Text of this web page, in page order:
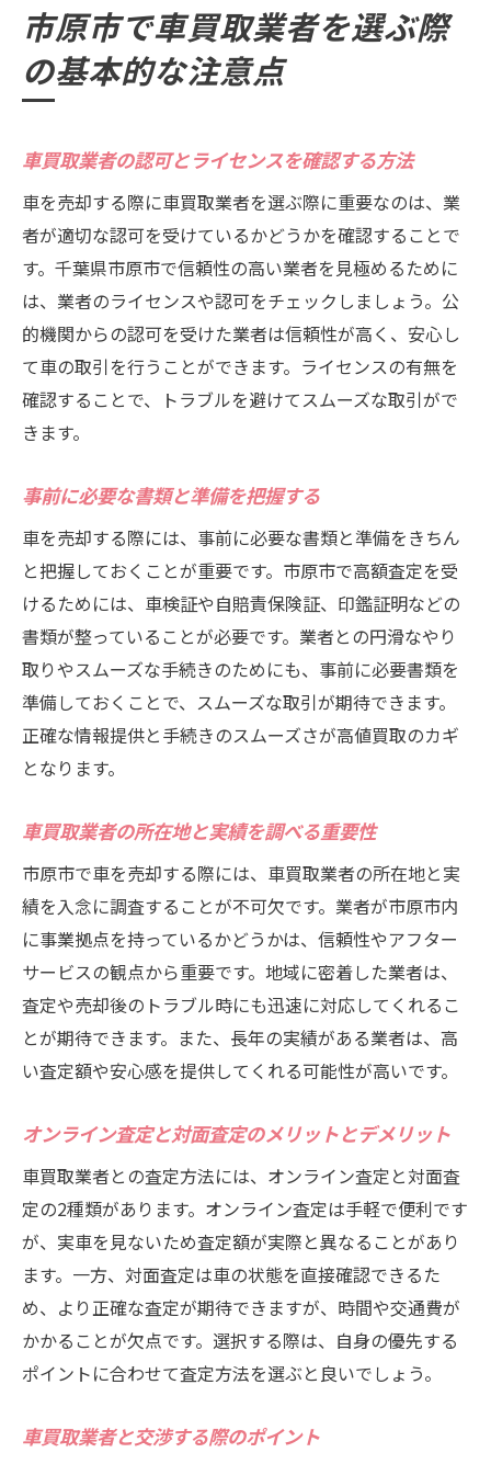
車買取業者と交渉する際のポイント
査定後の手続きと引き渡しまでの流れ
市原市の市場価格を把握する方法
複数の業者から査定を受ける重要性
季節やタイミングを考慮した売却戦略
状態の良い車を高く売るためのメンテナン
スポイント
高額査定を引き出すための交渉術
特典やサービスを活用して査定額を上げる
方法
車の修理とクリーニングの効果
詳細な車両情報を提供して査定額を上げる
オプションパーツと付属品の扱い
走行距離と車の年式を考慮するポイント
人気モデルと希少車の査定傾向
査定前に車の価値を理解するためのリサー
チ方法
取業者
信頼性の高い口コミサイトの活用方法
口コミを読む際の注目ポイント
実際に利用した顧客の声を参考にする
オンラインレビューと実際の体験の差異を
見極める
高評価を得ている業者の共通点
口コミを活用した業者選定の具体的な手順
市原市で車買取業者を選ぶ際の手続きのスムー
ズさの重要性
手続きのスムーズさが査定額に与える影響
迅速な対応を評価する基準
オンラインでの手続きとその利便性
現金支払いと銀行振り込みの選択肢
手続きが簡便な業者の特徴
手続きの流れを事前に確認する方法
ント
市原市で車買取業者を選ぶ際
の基本的な注意点
車買取業者の認可とライセンスを確認する方法
車を売却する際に車買取業者を選ぶ際に重要なのは、業
者が適切な認可を受けているかどうかを確認することで
す。千葉県市原市で信頼性の高い業者を見極めるために
は、業者のライセンスや認可をチェックしましょう。公
的機関からの認可を受けた業者は信頼性が高く、安心し
て車の取引を行うことができます。ライセンスの有無を
確認することで、トラブルを避けてスムーズな取引がで
きます。
事前に必要な書類と準備を把握する
車を売却する際には、事前に必要な書類と準備をきちん
と把握しておくことが重要です。市原市で高額査定を受
けるためには、車検証や自賠責保険証、印鑑証明などの
書類が整っていることが必要です。業者との円滑なやり
取りやスムーズな手続きのためにも、事前に必要書類を
準備しておくことで、スムーズな取引が期待できます。
正確な情報提供と手続きのスムーズさが高値買取のカギ
となります。
車買取業者の所在地と実績を調べる重要性
市原市で車を売却する際には、車買取業者の所在地と実
績を入念に調査することが不可欠です。業者が市原市内
に事業拠点を持っているかどうかは、信頼性やアフター
サービスの観点から重要です。地域に密着した業者は、
査定や売却後のトラブル時にも迅速に対応してくれるこ
とが期待できます。また、長年の実績がある業者は、高
い査定額や安心感を提供してくれる可能性が高いです。
オンライン査定と対面査定のメリットとデメリット
車買取業者との査定方法には、オンライン査定と対面査
定の2種類があります。オンライン査定は手軽で便利です
が、実車を見ないため査定額が実際と異なることがあり
ます。一方、対面査定は車の状態を直接確認できるた
め、より正確な査定が期待できますが、時間や交通費が
かかることが欠点です。選択する際は、自身の優先する
ポイントに合わせて査定方法を選ぶと良いでしょう。
車買取業者と交渉する際のポイント